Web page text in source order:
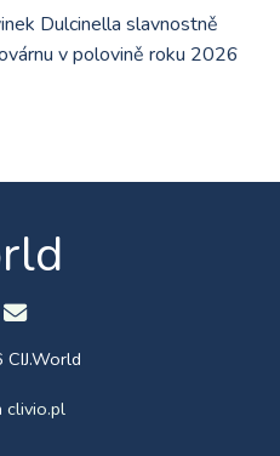
Dulcinella slavnostně
v polovině roku 2026
clivio.pl